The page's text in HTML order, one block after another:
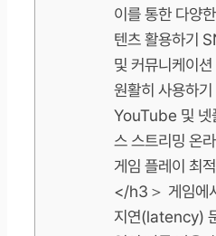
이를 통한 다양
텐츠 활용하기
및 커뮤니케이션
원활히 사용하기
YouTube 및 넷
스 스트리밍 온
게임 플레이 최
</h3＞ 게임에
지연(latency)